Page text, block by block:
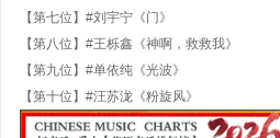
【第七位】#刘宇宁《门》
【第八位】#王栎鑫《神啊，救救我》
【第九位】#单依纯《光波》
【第十位】#汪苏泷《粉旋风》